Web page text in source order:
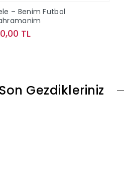
– Benim Futbol
TL
Son Gezdikleriniz